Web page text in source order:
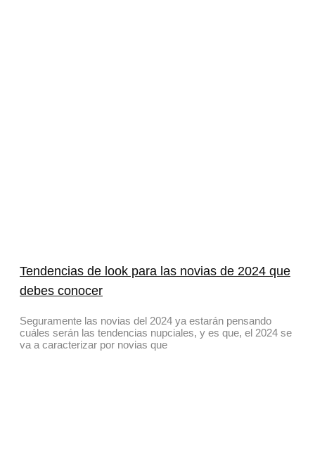
Tendencias de look para las novias de 2024 que
debes conocer
Seguramente las novias del 2024 ya estarán pensando
cuáles serán las tendencias nupciales, y es que, el 2024 se
va a caracterizar por novias que